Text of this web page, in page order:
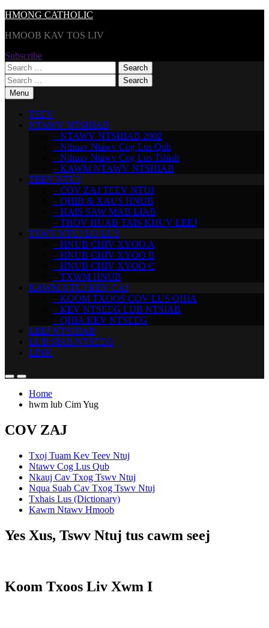
Skip
content
HMONG CATHOLIC
HMOOB KAV TOS LIV
Subscribe
Search
for:
Search
for:Menu
TSEV
NTAWV NTSHIAB
– NTAWV NTSHIAB 2002
– Nthuav Ntawv Cog Lus Qub
– Nthuav Ntawv Cog Lus Tshiab
– KAWM NTAWV NTSHIAB
TEEV NTUJ
– COV ZAJ TEEV NTUJ
– QHIB & XAUS HNUB
– HAIS SAW MAB LIAB
– THOV HUAB TAIS KHUV LEEJ
TSWV NTUJ LO LUS
– HNUB CHIV XYOO A
– HNUB CHIV XYOO B
– HNUB CHIV XYOO C
– TXWM HNUB
KAWM NTUJ KEV CAI
– KOOM TXOOS COV LUS QHIA
– KEV NTSEEG LUB NTSIAB
– QHIA KEV NTSEEG
LEEJ NTSHIAB
LUB SIAB NTSEEG
LINK
Home
hwm lub Cim Yug
COV ZAJ
Txoj Tuam Kev Teev Ntuj
Ntawv Cog Lus Qub
Nkauj Cav Txog Tswv Ntuj
Nqua Suab Cav Txog Tswv Ntuj
Txhais Lus (Dictionary)
Kawm Ntawv Hmoob
Yes Xus, Tswv Ntuj tus cawm seej
Koom Txoos Liv Xwm I